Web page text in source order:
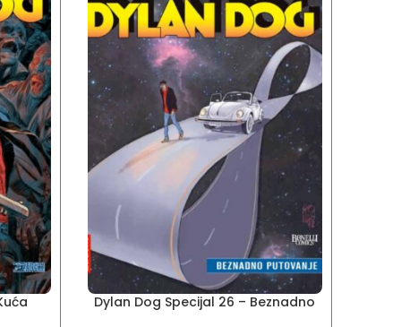
Dylan Dog Specijal 26 – Beznadno